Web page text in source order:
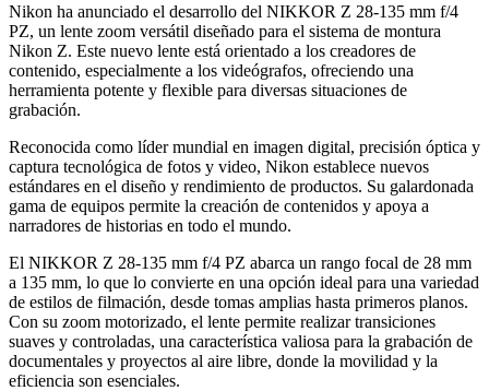
Nikon ha anunciado el desarrollo del NIKKOR Z 28-135 mm f/4
PZ, un lente zoom versátil diseñado para el sistema de montura
Nikon Z. Este nuevo lente está orientado a los creadores de
contenido, especialmente a los videógrafos, ofreciendo una
herramienta potente y flexible para diversas situaciones de
grabación.
Reconocida como líder mundial en imagen digital, precisión óptica y
captura tecnológica de fotos y video, Nikon establece nuevos
estándares en el diseño y rendimiento de productos. Su galardonada
gama de equipos permite la creación de contenidos y apoya a
narradores de historias en todo el mundo.
El NIKKOR Z 28-135 mm f/4 PZ abarca un rango focal de 28 mm
a 135 mm, lo que lo convierte en una opción ideal para una variedad
de estilos de filmación, desde tomas amplias hasta primeros planos.
Con su zoom motorizado, el lente permite realizar transiciones
suaves y controladas, una característica valiosa para la grabación de
documentales y proyectos al aire libre, donde la movilidad y la
eficiencia son esenciales.